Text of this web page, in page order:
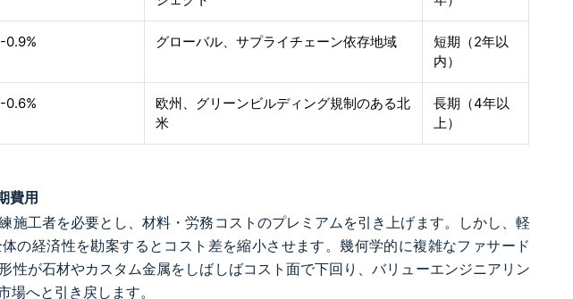
-0.9% グローバル、サプライチェーン依存地域
短期（2年以
内）
-0.6%
欧州、グリーンビルディング規制のある北
米
長期（4年以
上）
費用
施工者を必要とし、材料・労務コストのプレミアムを引き上げます。しかし、軽
の経済性を勘案するとコスト差を縮小させます。幾何学的に複雑なファサード
性が石材やカスタム金属をしばしばコスト面で下回り、バリューエンジニアリン
場へと引き戻します。